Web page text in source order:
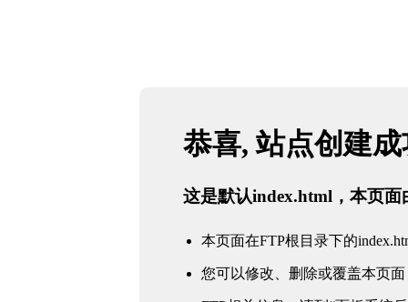
恭喜, 站点创建
这是默认index.html，本页面
本页面在FTP根目录下的
您可以修改、删除或覆盖本页面